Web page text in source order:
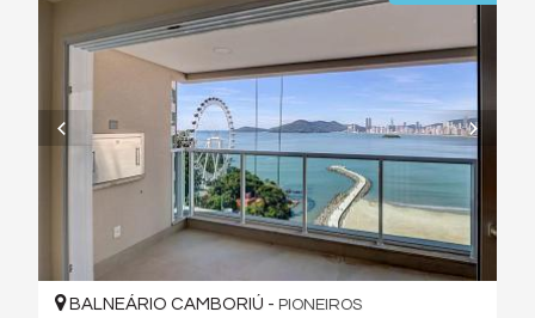
BALNEÁRIO CAMBORIÚ - PIONEIROS